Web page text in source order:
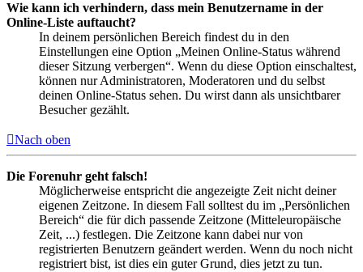
Wie kann ich verhindern, dass mein Benutzername in der
Online-Liste auftaucht?
In deinem persönlichen Bereich findest du in den
Einstellungen eine Option „Meinen Online-Status während
dieser Sitzung verbergen“. Wenn du diese Option einschaltest,
können nur Administratoren, Moderatoren und du selbst
deinen Online-Status sehen. Du wirst dann als unsichtbarer
Besucher gezählt.
Nach oben
Die Forenuhr geht falsch!
Möglicherweise entspricht die angezeigte Zeit nicht deiner
eigenen Zeitzone. In diesem Fall solltest du im „Persönlichen
Bereich“ die für dich passende Zeitzone (Mitteleuropäische
Zeit, ...) festlegen. Die Zeitzone kann dabei nur von
registrierten Benutzern geändert werden. Wenn du noch nicht
registriert bist, ist dies ein guter Grund, dies jetzt zu tun.